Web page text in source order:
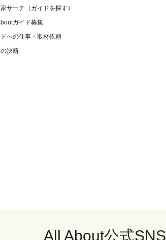
サーチ（ガイドを探す）
ガイド募集
への仕事・取材依頼
決断
All About公式SNS